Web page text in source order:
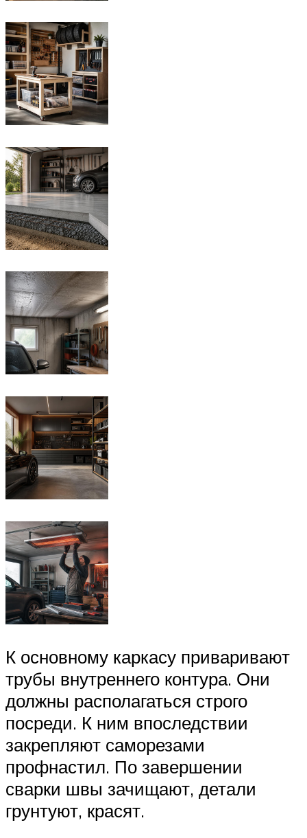
К основному каркасу приваривают
трубы внутреннего контура. Они
должны располагаться строго
посреди. К ним впоследствии
закрепляют саморезами
профнастил. По завершении
сварки швы зачищают, детали
грунтуют, красят.